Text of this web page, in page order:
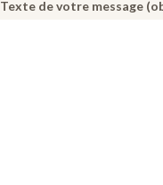
Texte de votre message